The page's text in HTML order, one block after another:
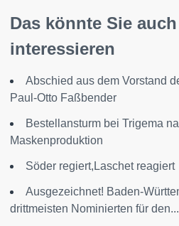
Das könnte Sie auch
interessieren
Abschied aus dem Vorstand
Paul-Otto Faßbender
Bestellansturm bei Trigema
Maskenproduktion
Söder regiert,Laschet reagiert
Ausgezeichnet! Baden-
drittmeisten Nominierten für den...